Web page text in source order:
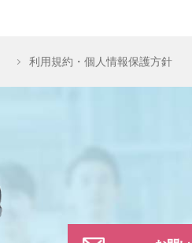
利用規約・個人情報保護方針